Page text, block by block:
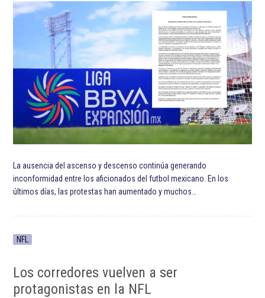
La ausencia del ascenso y descenso continúa generando
inconformidad entre los aficionados del futbol mexicano. En los
últimos días, las protestas han aumentado y muchos…
NFL
Los corredores vuelven a ser
protagonistas en la NFL